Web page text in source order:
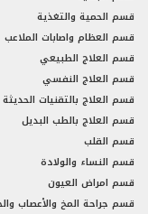
قسم الحمية والتغذية
قسم العظام واصابات الملاعب
قسم العلاج الطبيعي
قسم العلاج النفسي
قسم العلاج بالتقنيات الحديثة
قسم العلاج بالطب البديل
قسم القلب
قسم النساء والولادة
قسم امراض العيون
قسم جراحة المخ والأعصاب